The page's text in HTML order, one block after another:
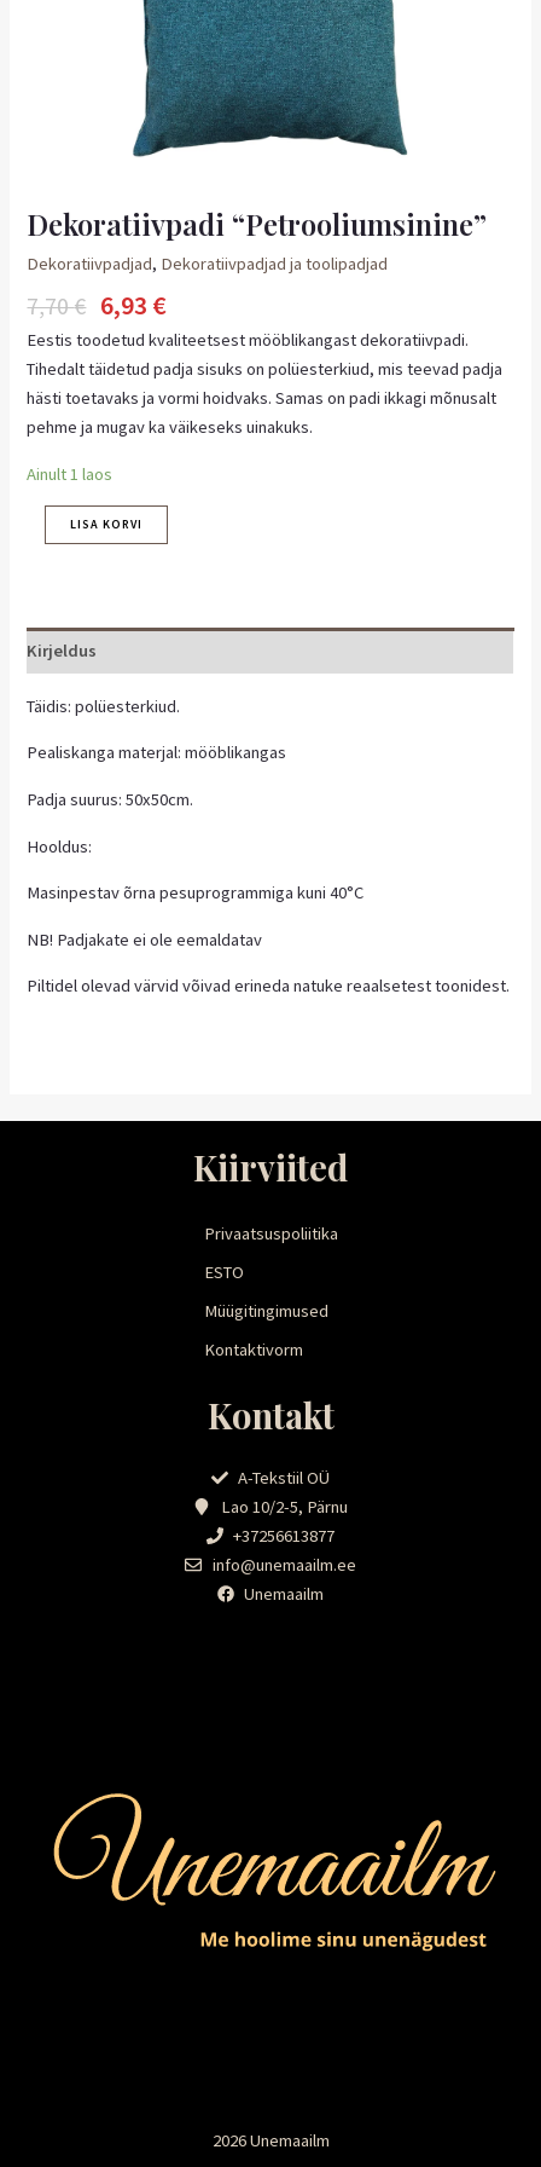
Dekoratiivpadi “Petrooliumsinine”
Dekoratiivpadjad, Dekoratiivpadjad ja toolipadjad
7,70€ 6,93 €
Eestis toodetud kvaliteetsest mööblikangast dekoratiivpadi.
Tihedalt täidetud padja sisuks on polüesterkiud, mis teevad padja
hästi toetavaks ja vormi hoidvaks. Samas on padi ikkagi mõnusalt
pehme ja mugav ka väikeseks uinakuks.
Ainult 1 laos
LISA KORVI
Kirjeldus
Täidis: polüesterkiud.
Pealiskanga materjal: mööblikangas
Padja suurus: 50x50cm.
Hooldus:
Masinpestav õrna pesuprogrammiga kuni 40°C
NB! Padjakate ei ole eemaldatav
Piltidel olevad värvid võivad erineda natuke reaalsetest toonidest.
Kiirviited
Privaatsuspoliitika
ESTO
Müügitingimused
Kontaktivorm
Kontakt
A-Tekstiil OÜ
Lao 10/2-5, Pärnu
+37256613877
info@unemaailm.ee
Unemaailm
2026 Unemaailm